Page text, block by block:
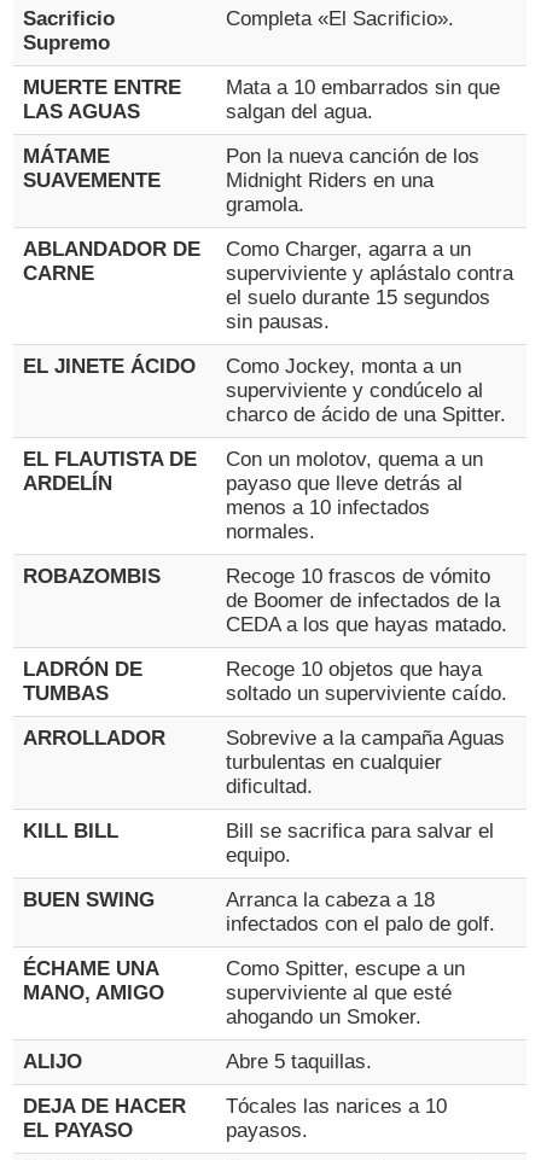
Sacrificio
Supremo
Completa «El Sacrificio».
MUERTE ENTRE
LAS AGUAS
Mata a 10 embarrados sin que
salgan del agua.
MÁTAME
SUAVEMENTE
Pon la nueva canción de los
Midnight Riders en una
gramola.
ABLANDADOR DE
CARNE
Como Charger, agarra a un
superviviente y aplástalo contra
el suelo durante 15 segundos
sin pausas.
EL JINETE ÁCIDO
Como Jockey, monta a un
superviviente y condúcelo al
charco de ácido de una Spitter.
EL FLAUTISTA DE
ARDELÍN
Con un molotov, quema a un
payaso que lleve detrás al
menos a 10 infectados
normales.
ROBAZOMBIS
Recoge 10 frascos de vómito
de Boomer de infectados de la
CEDA a los que hayas matado.
LADRÓN DE
TUMBAS
Recoge 10 objetos que haya
soltado un superviviente caído.
ARROLLADOR
Sobrevive a la campaña Aguas
turbulentas en cualquier
dificultad.
KILL BILL
Bill se sacrifica para salvar el
equipo.
BUEN SWING
Arranca la cabeza a 18
infectados con el palo de golf.
ÉCHAME UNA
MANO, AMIGO
Como Spitter, escupe a un
superviviente al que esté
ahogando un Smoker.
ALIJO
Abre 5 taquillas.
DEJA DE HACER
EL PAYASO
Tócales las narices a 10
payasos.